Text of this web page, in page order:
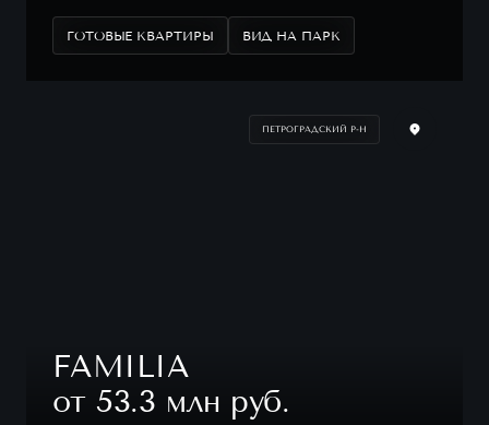
ГОТОВЫЕ КВАРТИРЫ ВИД НА ПАРК
ПЕТРОГРАДСКИЙ Р-Н
FAMILIA
от 53.3 млн руб.